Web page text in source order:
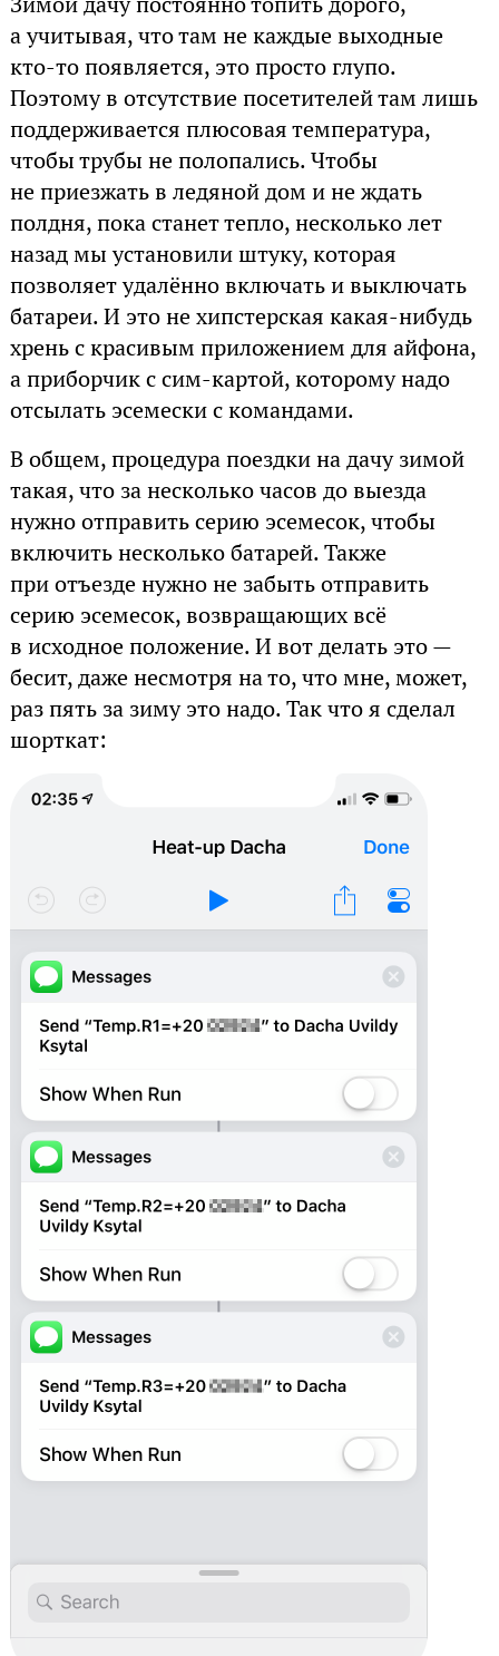
а учитывая, что там не каждые выходные
кто-то появляется, это просто глупо.
Поэтому в отсутствие посетителей там лишь
поддерживается плюсовая температура,
чтобы трубы не полопались. Чтобы
не приезжать в ледяной дом и не ждать
полдня, пока станет тепло, несколько лет
назад мы установили штуку, которая
позволяет удалённо включать и выключать
батареи. И это не хипстерская какая-нибудь
хрень с красивым приложением для айфона,
а приборчик с сим-картой, которому надо
отсылать эсемески с командами.
В общем, процедура поездки на дачу зимой
такая, что за несколько часов до выезда
нужно отправить серию эсемесок, чтобы
включить несколько батарей. Также
при отъезде нужно не забыть отправить
серию эсемесок, возвращающих всё
в исходное положение. И вот делать это —
бесит, даже несмотря на то, что мне, может,
раз пять за зиму это надо. Так что я сделал
шорткат: